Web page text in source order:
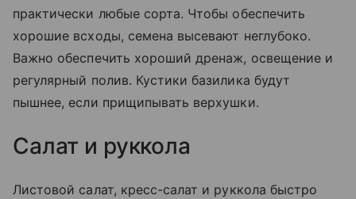
практически любые сорта. Чтобы обеспечить
хорошие всходы, семена высевают неглубоко.
Важно обеспечить хороший дренаж, освещение и
регулярный полив. Кустики базилика будут
пышнее, если прищипывать верхушки.
Салат и руккола
Листовой салат, кресс-салат и руккола быстро